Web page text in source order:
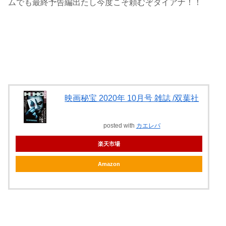
ムでも最終予告編出たし今度こそ頼むぞダイアナ！！
映画秘宝 2020年 10月号 雑誌 /双葉社
posted with カエレバ
楽天市場
Amazon